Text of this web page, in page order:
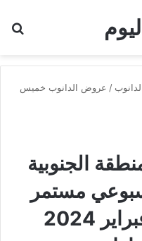
/ عروض الدانوب خميس
الجنوبية
مستمر
حتى الثلاثاء 27 فبراير 2024